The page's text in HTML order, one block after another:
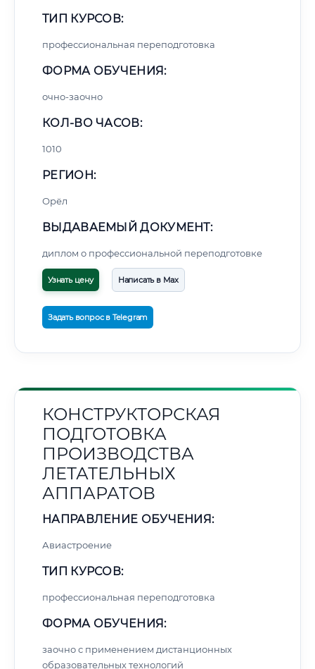
ТИП КУРСОВ:
профессиональная переподготовка
ФОРМА ОБУЧЕНИЯ:
очно-заочно
КОЛ-ВО ЧАСОВ:
1010
РЕГИОН:
Орёл
ВЫДАВАЕМЫЙ ДОКУМЕНТ:
диплом о профессиональной переподготовке
Узнать цену Написать в Max
Задать вопрос в Telegram
КОНСТРУКТОРСКАЯ
ПОДГОТОВКА
ПРОИЗВОДСТВА
ЛЕТАТЕЛЬНЫХ
АППАРАТОВ
НАПРАВЛЕНИЕ ОБУЧЕНИЯ:
Авиастроение
ТИП КУРСОВ:
профессиональная переподготовка
ФОРМА ОБУЧЕНИЯ:
заочно с применением дистанционных
образовательных технологий